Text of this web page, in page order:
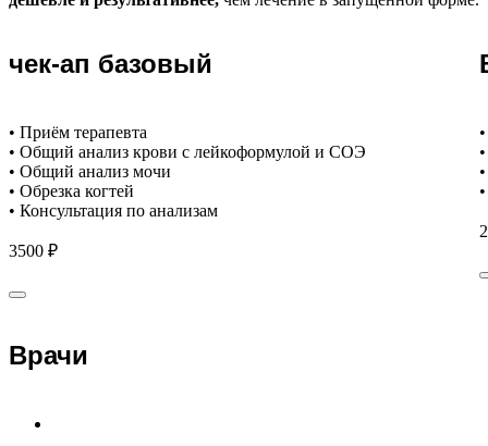
чек-ап базовый
• Приём терапевта
• Общий анализ крови с лейкоформулой и СОЭ
• Общий анализ мочи
• Обрезка когтей
• Консультация по анализам
3500 ₽
Врачи